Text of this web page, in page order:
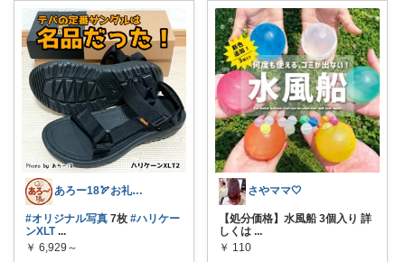
あろー18🏹お礼はプロフにて
#オリジナル写真 7枚 #ハリケー
ンXLT ...
￥ 6,929～
さやママ🤍
【処分価格】水風船 3個入り 詳
しくは ...
￥ 110